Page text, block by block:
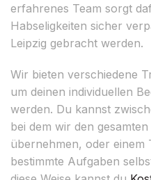
erfahrenes Team sorgt
Habseligkeiten sicher
Leipzig gebracht werden.
Wir bieten verschiedene
um deinen individuellen
werden. Du kannst
bei dem wir den
übernehmen, oder einem
bestimmte Aufgaben